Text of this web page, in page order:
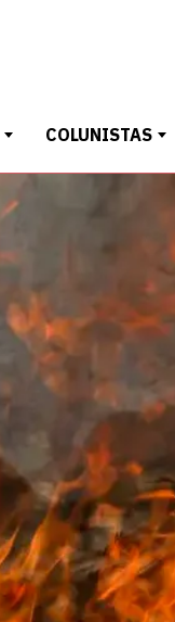
COLUNISTAS